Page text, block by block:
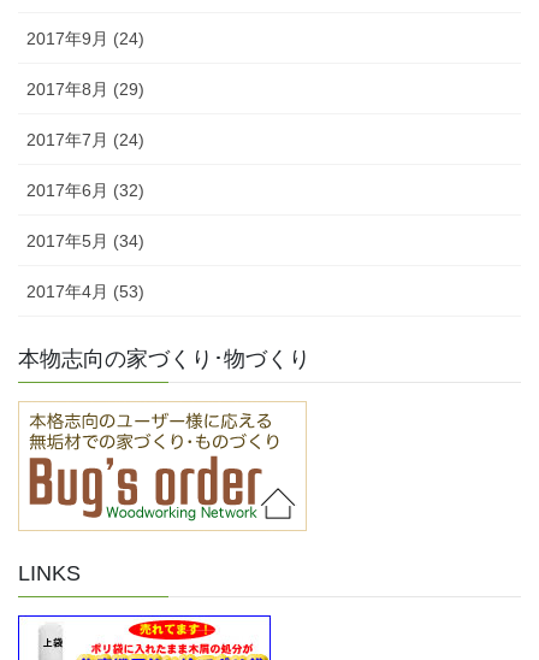
2017年9月 (24)
2017年8月 (29)
2017年7月 (24)
2017年6月 (32)
2017年5月 (34)
2017年4月 (53)
本物志向の家づくり･物づくり
LINKS